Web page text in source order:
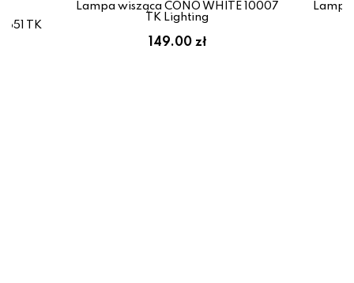
TK
Lampa wisząca CONO WHITE 10007
TK Lighting
149.00 zł